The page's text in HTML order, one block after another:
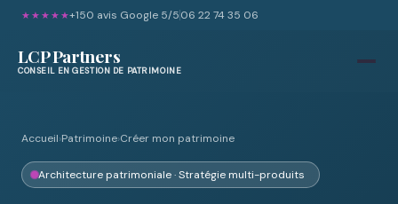
★★★★★+150 avis Google 5/506 22 74 35 06
LCP Partners
CONSEIL EN GESTION DE PATRIMOINE
Accueil›Patrimoine›Créer mon patrimoine
Architecture patrimoniale · Stratégie multi-produits